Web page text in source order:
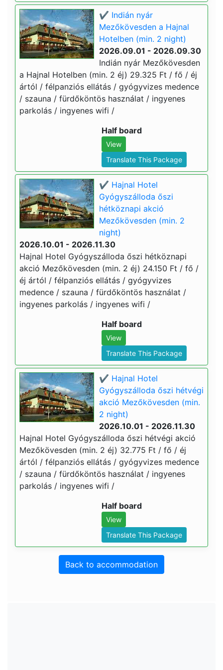
✔️ Indián nyár
Mezőkövesden a Hajnal
Hotelben (min. 2 night)
2026.09.01 - 2026.09.30
Indián nyár Mezőkövesden
a Hajnal Hotelben (min. 2 éj) 29.325 Ft / fő / éj
ártól / félpanziós ellátás / gyógyvizes medence
/ szauna / fürdőköntös használat / ingyenes
parkolás / ingyenes wifi /
Half board
View
Translate This Package
✔️ Hajnal Hotel
Gyógyszálloda őszi
hétköznapi akció
Mezőkövesden (min. 2
night)
2026.10.01 - 2026.11.30
Hajnal Hotel Gyógyszálloda őszi hétköznapi
akció Mezőkövesden (min. 2 éj) 24.150 Ft / fő /
éj ártól / félpanziós ellátás / gyógyvizes
medence / szauna / fürdőköntös használat /
ingyenes parkolás / ingyenes wifi /
Half board
View
Translate This Package
✔️ Hajnal Hotel
Gyógyszálloda őszi hétvégi
akció Mezőkövesden (min.
2 night)
2026.10.01 - 2026.11.30
Hajnal Hotel Gyógyszálloda őszi hétvégi akció
Mezőkövesden (min. 2 éj) 32.775 Ft / fő / éj
ártól / félpanziós ellátás / gyógyvizes medence
/ szauna / fürdőköntös használat / ingyenes
parkolás / ingyenes wifi /
Half board
View
Translate This Package
Back to accommodation